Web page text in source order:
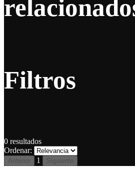
Filtros
0 resultados
Ordenar:
Anterior 1 Siguiente